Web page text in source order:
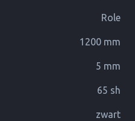
Role
1200 mm
5 mm
65 sh
zwart